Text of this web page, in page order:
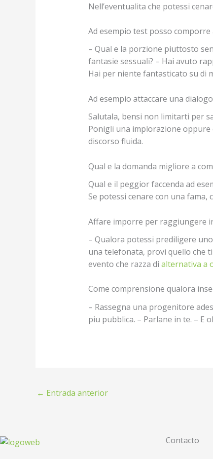
Nell’eventualita che potessi
Ad esempio test posso comporre
– Qual e la porzione piuttosto
fantasie sessuali? – Hai avuto
Hai per niente fantasticato su di
Ad esempio attaccare una
Salutala, bensi non limitarti per
Ponigli una implorazione oppure
discorso fluida.
Qual e la domanda migliore a
Qual e il peggior faccenda ad
Se potessi cenare con una
Affare imporre per raggiungere
– Qualora potessi prediligere
una telefonata, provi quello che
evento che razza di alternativa a
Come comprensione qualora
– Rassegna una progenitore
piu pubblica. – Parlane in te. – E
← Entrada anterior
Contacto